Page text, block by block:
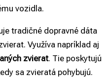
vozidla.
tradičné dopravné dáta
Využíva napríklad aj
zvierat. Tie poskytujú
sa zvieratá pohybujú.